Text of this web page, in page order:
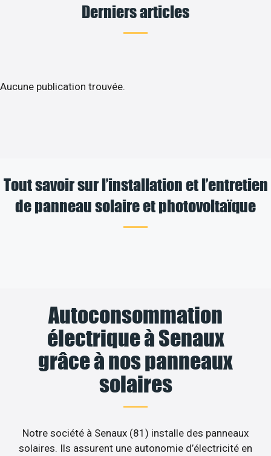
Derniers articles
Aucune publication trouvée.
Tout savoir sur l’installation et l’entretien
de panneau solaire et photovoltaïque
Autoconsommation
électrique à Senaux
grâce à nos panneaux
solaires
Notre société à Senaux (81) installe des panneaux
solaires. Ils assurent une autonomie d’électricité en